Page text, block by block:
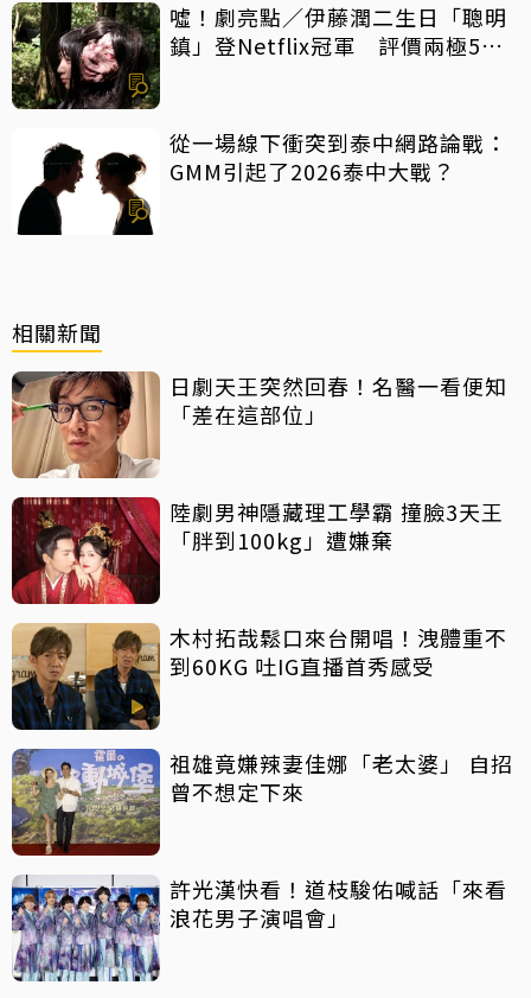
噓！劇亮點／伊藤潤二生日「聰明
鎮」登Netflix冠軍 評價兩極5大
從一場線下衝突到泰中網路論戰：
GMM引起了2026泰中大戰？
相關新聞
日劇天王突然回春！名醫一看便知
「差在這部位」
陸劇男神隱藏理工學霸 撞臉3天王
「胖到100kg」遭嫌棄
木村拓哉鬆口來台開唱！洩體重不
到60KG 吐IG直播首秀感受
祖雄竟嫌辣妻佳娜「老太婆」 自招
曾不想定下來
許光漢快看！道枝駿佑喊話「來看
浪花男子演唱會」